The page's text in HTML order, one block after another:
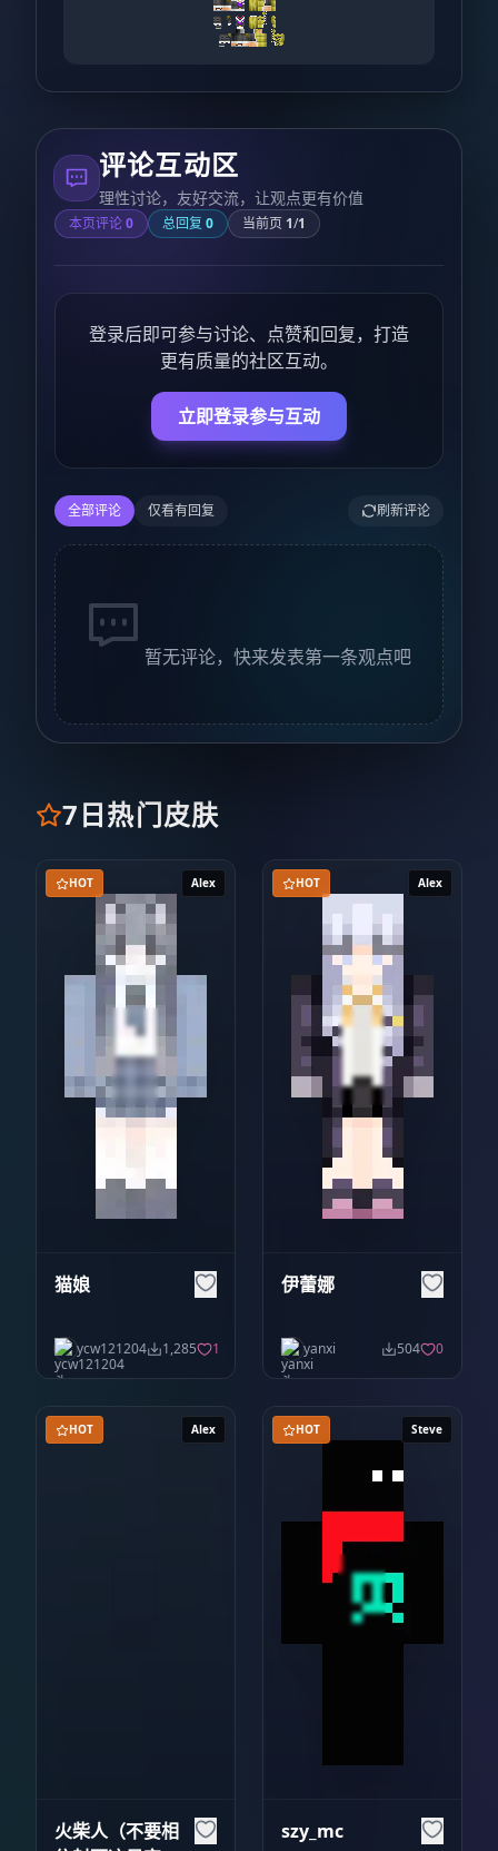
评论互动区
理性讨论，友好交流，让观点更有价值
本页评论0 总回复 0 当前页 1/1
登录后即可参与讨论、点赞和回复，打造
更有质量的社区互动。
立即登录参与互动
全部评论 仅看有回复 刷新评论
暂无评论，快来发表第一条观点吧
7日热门皮肤
Alex
HOT
猫娘
ycw121204 1,285 1
Alex
HOT
伊蕾娜
yanxi 504 0
Alex
HOT
火柴人（不要相
Steve
HOT
szy_mc